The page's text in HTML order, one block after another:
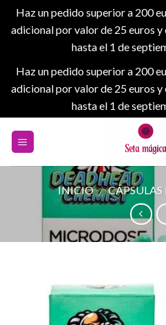
Haz un pedido superior a 200
adicional por valor de 25 euros
hasta el 1 de
Haz un pedido superior a 200
adicional por valor de 25 euros
hasta el 1 de
INICIO /